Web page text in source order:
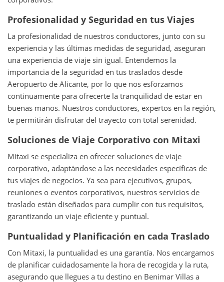
Profesionalidad y Seguridad en tus Viajes
La profesionalidad de nuestros conductores, junto con su
experiencia y las últimas medidas de seguridad, aseguran
una experiencia de viaje sin igual. Entendemos la
importancia de la seguridad en tus traslados desde
Aeropuerto de Alicante, por lo que nos esforzamos
continuamente para ofrecerte la tranquilidad de estar en
buenas manos. Nuestros conductores, expertos en la región,
te permitirán disfrutar del trayecto con total serenidad.
Soluciones de Viaje Corporativo con Mitaxi
Mitaxi se especializa en ofrecer soluciones de viaje
corporativo, adaptándose a las necesidades específicas de
tus viajes de negocios. Ya sea para ejecutivos, grupos,
reuniones o eventos corporativos, nuestros servicios de
traslado están diseñados para cumplir con tus requisitos,
garantizando un viaje eficiente y puntual.
Puntualidad y Planificación en cada Traslado
Con Mitaxi, la puntualidad es una garantía. Nos encargamos
de planificar cuidadosamente la hora de recogida y la ruta,
asegurando que llegues a tu destino en Benimar Villas a